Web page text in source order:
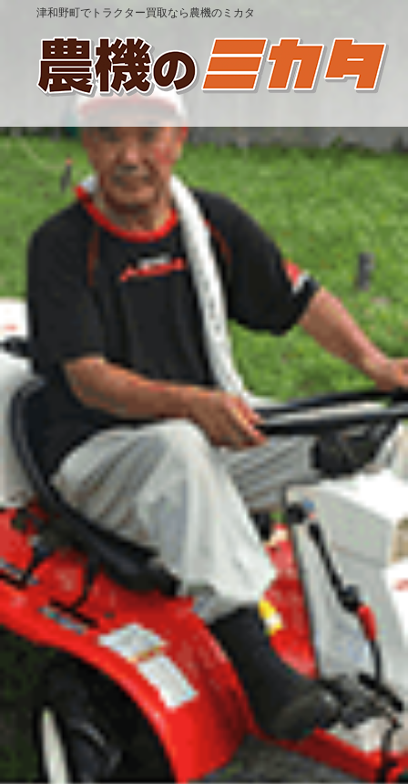
津和野町でトラクター買取なら農機のミカタ